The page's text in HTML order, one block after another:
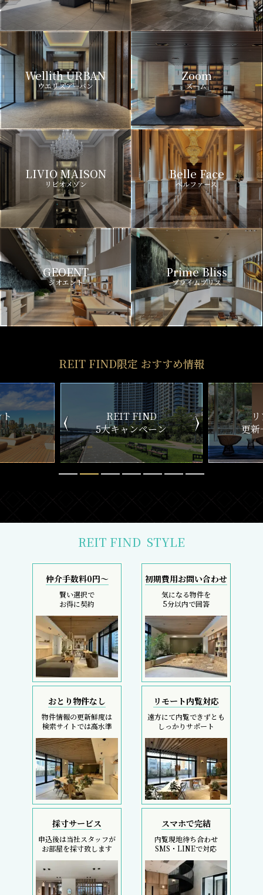
Wellith URBAN
ウエリスアーバン
Zoom
ズーム
LIVIO MAISON
リビオメゾン
Belle Face
ベルファース
GEOENT
ジオエント
Prime Bliss
プライムブリス
REIT FIND限定 おすすめ情報
ン
リアルタイム
更新一覧チェック
新
REIT FIND STYLE
仲介手数料0円～
賢い選択で
お得に契約
初期費用お問い合わせ
気になる物件を
5分以内で回答
おとり物件なし
物件情報の更新鮮度は
検索サイトでは高水準
リモート内覧対応
遠方にて内覧できずとも
しっかりサポート
採寸サービス
申込後は当社スタッフが
お部屋を採寸致します
スマホで完結
内覧現地待ち合わせ
SMS・LINEで対応